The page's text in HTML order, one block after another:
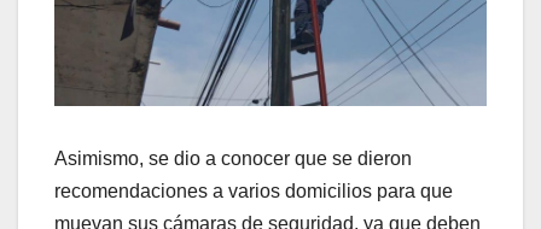
Asimismo, se dio a conocer que se dieron
recomendaciones a varios domicilios para que
muevan sus cámaras de seguridad, ya que deben